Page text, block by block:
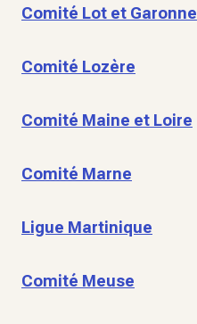
Comité Lot et Garonne
Comité Lozère
Comité Maine et Loire
Comité Marne
Ligue Martinique
Comité Meuse